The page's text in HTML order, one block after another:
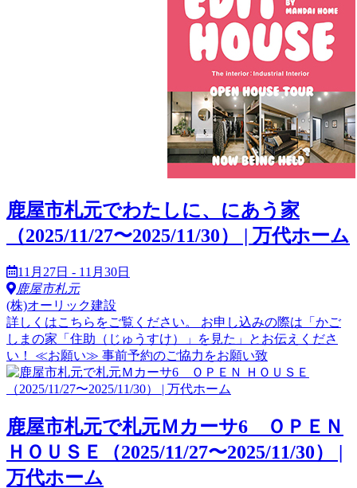
鹿屋市札元でわたしに、にあう家
（2025/11/27〜2025/11/30） | 万代ホーム
11月27日 - 11月30日
鹿屋市札元
(株)オーリック建設
詳しくはこちらをご覧ください。 お申し込みの際は「かご
しまの家「住助（じゅうすけ）」を見た」とお伝えくださ
い！ ≪お願い≫ 事前予約のご協力をお願い致
鹿屋市札元で札元Ｍカーサ6 ＯＰＥＮ
ＨＯＵＳＥ（2025/11/27〜2025/11/30） |
万代ホーム